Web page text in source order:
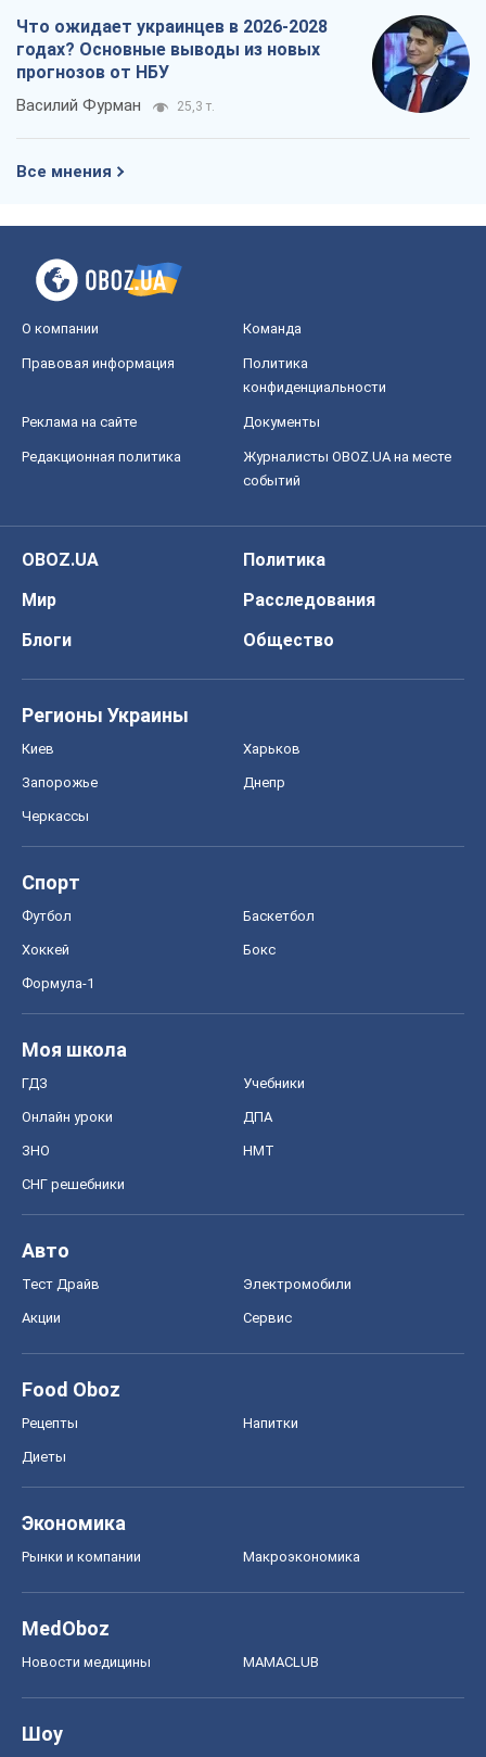
Что ожидает украинцев в 2026-2028
годах? Основные выводы из новых
прогнозов от НБУ
Василий Фурман 25,3 т.
Все мнения
О компании Команда
Правовая информация
Политика
конфиденциальности
Реклама на сайте Документы
Редакционная политика
Журналисты OBOZ.UA на месте
событий
OBOZ.UA
Политика
Мир
Расследования
Блоги
Общество
Регионы Украины
Киев Харьков
Запорожье Днепр
Черкассы
Спорт
Футбол Баскетбол
Хоккей Бокс
Формула-1
Моя школа
ГДЗ Учебники
Онлайн уроки ДПА
ЗНО НМТ
СНГ решебники
Авто
Тест Драйв Электромобили
Акции Сервис
Food Oboz
Рецепты Напитки
Диеты
Экономика
Рынки и компании Mакроэкономика
MedOboz
Новости медицины MAMACLUB
Шоу